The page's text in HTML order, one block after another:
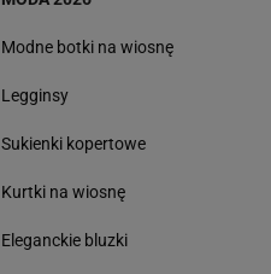
Modne botki na wiosnę
Legginsy
Sukienki kopertowe
Kurtki na wiosnę
Eleganckie bluzki